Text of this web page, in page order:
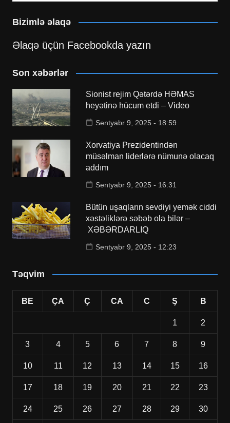
Bizimlə əlaqə
Əlaqə üçün Facebookda yazın
Son xəbərlər
Sionist rejim Qətərdə HƏMAS
heyətinə hücum etdi – Video
Sentyabr 9, 2025 - 18:59
Xorvatiya Prezidentindən
müsəlman liderlərə nümunə olacaq
addım
Sentyabr 9, 2025 - 16:31
Bütün uşaqların sevdiyi yemək ciddi
xəstəliklərə səbəb ola bilər –
XƏBƏRDARLIQ
Sentyabr 9, 2025 - 12:23
Təqvim
BE ÇA Ç CA C Ş B
1 2
3 4 5 6 7 8 9
10 11 12 13 14 15 16
17 18 19 20 21 22 23
24 25 26 27 28 29 30